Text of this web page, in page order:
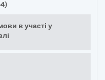
в участі у